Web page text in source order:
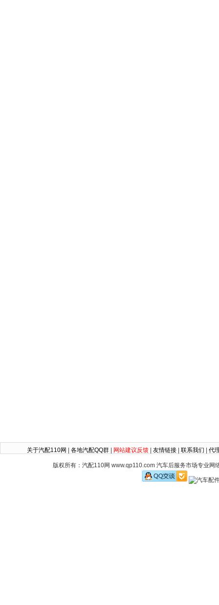
关于汽配110网 各地汽配QQ群 网站建议反馈 友情链接 联系我们 代
版权所有：汽配110网 www.qp110.com 汽车后服务市场专业网